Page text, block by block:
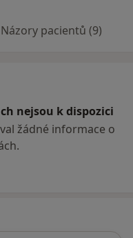
Názory pacientů (9)
nejsou k dispozici
žádné informace o